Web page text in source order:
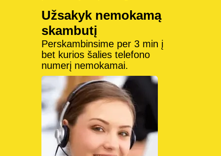
Užsakyk nemokamą
skambutį
Perskambinsime per 3 min į
bet kurios šalies telefono
numerį nemokamai.